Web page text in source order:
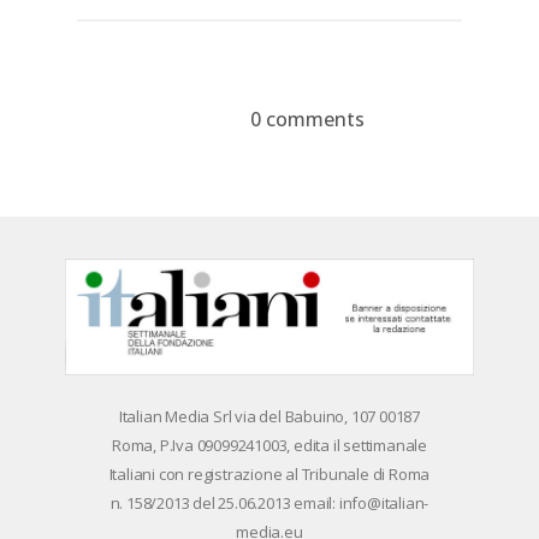
0 comments
Devi essereconnessoper inviare un
commento.
Ita­lian Me­dia Srl via del Ba­bui­no, 107 00187
Roma, P.Iva 09099241003, edi­ta il set­ti­ma­na­le
Ita­lia­ni con re­gi­stra­zio­ne al Tri­bu­na­le di Roma
n. 158/​2013 del 25.06.2013 email: info@ita­lian­
me­dia.eu